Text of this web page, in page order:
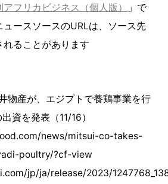
アフリカビジネス（個人版）
」で
ースソースのURLは、ソース先
ることがあります
物産が、エジプトで養鶏事業を行
資を発表（11/16）
news/mitsui-co-takes-
poultry/?cf-view
jp/ja/release/2023/